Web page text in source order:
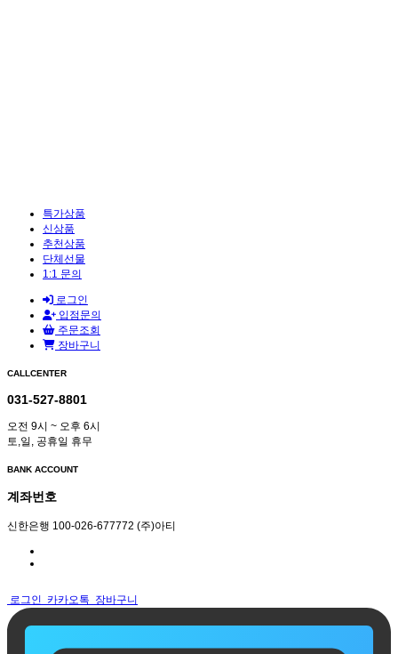
특가상품
신상품
추천상품
단체선물
1:1 문의
로그인
입점문의
주문조회
장바구니
CALLCENTER
031-527-8801
오전 9시 ~ 오후 6시
토,일, 공휴일 휴무
BANK ACCOUNT
계좌번호
신한은행 100-026-677772 (주)아티
로그인 카카오톡 장바구니